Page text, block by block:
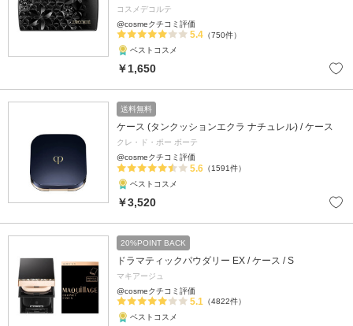
コスメデコルテ
@cosmeクチコミ評価
5.4 （750件）
ベストコスメ
￥1,650
送料無料
ケース (タンクッションエクラ ナチュレル) / ケース
クレ・ド・ポー ボーテ
@cosmeクチコミ評価
5.6 （1591件）
ベストコスメ
￥3,520
20%POINT BACK
ドラマティックパウダリー EX / ケース / S
マキアージュ
@cosmeクチコミ評価
5.1 （4822件）
ベストコスメ